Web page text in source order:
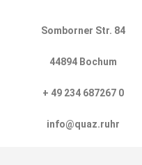
Somborner Str. 84
44894 Bochum
+ 49 234 687267 0
info@quaz.ruhr